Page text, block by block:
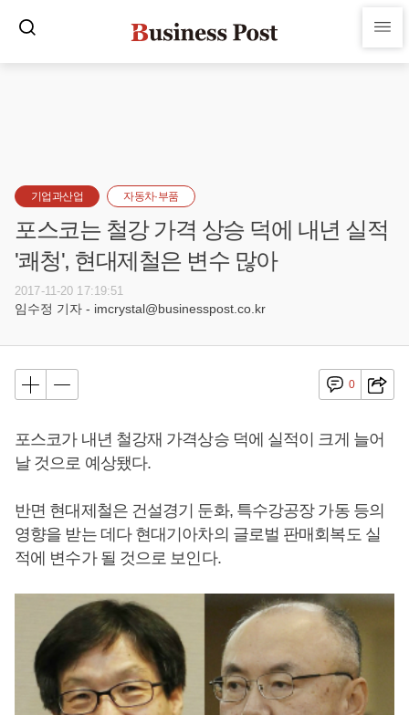
기업과산업 자동차·부품
포스코는 철강 가격 상승 덕에 내년 실적
'쾌청', 현대제철은 변수 많아
2017-11-20 17:19:51
임수정 기자 - imcrystal@businesspost.co.kr
0
포스코가 내년 철강재 가격상승 덕에 실적이 크게 늘어
날 것으로 예상됐다.
반면 현대제철은 건설경기 둔화, 특수강공장 가동 등의
영향을 받는 데다 현대기아차의 글로벌 판매회복도 실
적에 변수가 될 것으로 보인다.